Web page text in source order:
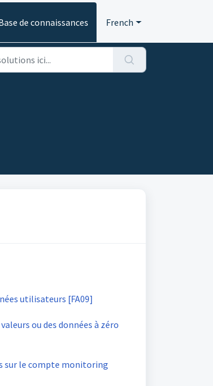
de connaissances French
utilisateurs [FA09]
ou des données à zéro
sur le compte monitoring